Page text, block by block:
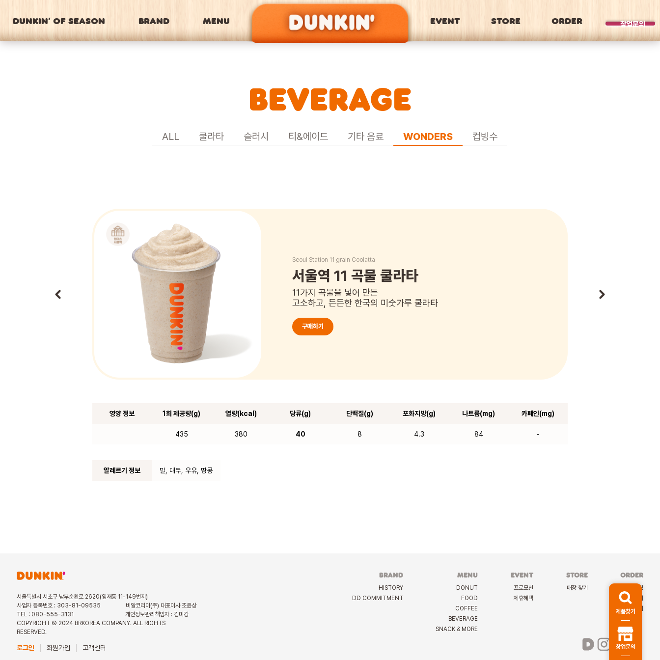
DUNKIN’ OF SEASON BRAND MENU EVENT STORE ORDER 창업문의
BRAND
BEVERAGE
ALL 쿨라타 슬러시 티&에이드 기타 음료 WONDERS 컵빙수
Seoul Station 11 grain Coolatta
서울역 11 곡물 쿨라타
11가지 곡물을 넣어 만든
고소하고, 든든한 한국의 미숫가루 쿨라타
구매하기
영양 정보 1회 제공량(g)
435
열량(kcal)
380
당류(g)
40
단백질(g)
8
포화지방(g)
4.3
나트륨(mg)
84
카페인(mg)
-
알레르기 정보 밀, 대두, 우유, 땅콩
서울특별시 서초구 남부순환로 2620(양재동 11-149번지)
사업자 등록번호 : 303-81-09535
비알코리아(주) 대표이사 조윤상
TEL : 080-555-3131
개인정보관리책임자 : 김미강
COPYRIGHT Ⓒ 2024 BRKOREA COMPANY. ALL RIGHTS
RESERVED.
BRAND
HISTORY
DD COMMITMENT
MENU
DONUT
FOOD
COFFEE
BEVERAGE
SNACK & MORE
EVENT
프로모션
제휴혜택
STORE
매장 찾기
ORDER
케이터링
딜리버리
선물하기
로그인 회원가입 고객센터
제품찾기
창업문의